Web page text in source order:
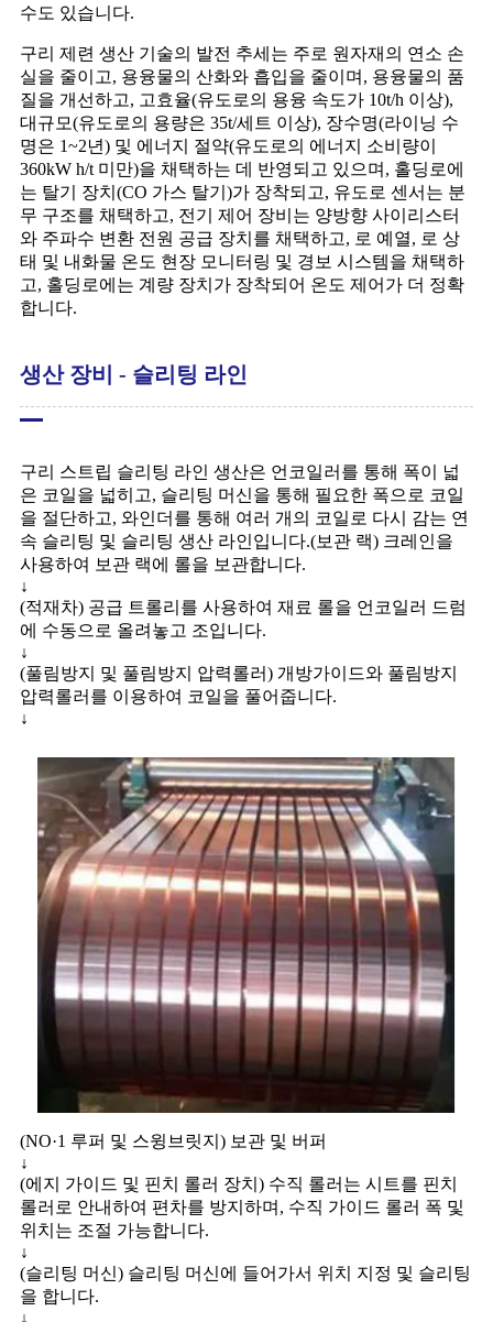
수도 있습니다.
구리 제련 생산 기술의 발전 추세는 주로 원자재의 연소 손
실을 줄이고, 용융물의 산화와 흡입을 줄이며, 용융물의 품
질을 개선하고, 고효율(유도로의 용융 속도가 10t/h 이상),
대규모(유도로의 용량은 35t/세트 이상), 장수명(라이닝 수
명은 1~2년) 및 에너지 절약(유도로의 에너지 소비량이
360kW h/t 미만)을 채택하는 데 반영되고 있으며, 홀딩로에
는 탈기 장치(CO 가스 탈기)가 장착되고, 유도로 센서는 분
무 구조를 채택하고, 전기 제어 장비는 양방향 사이리스터
와 주파수 변환 전원 공급 장치를 채택하고, 로 예열, 로 상
태 및 내화물 온도 현장 모니터링 및 경보 시스템을 채택하
고, 홀딩로에는 계량 장치가 장착되어 온도 제어가 더 정확
합니다.
생산 장비 - 슬리팅 라인
구리 스트립 슬리팅 라인 생산은 언코일러를 통해 폭이 넓
은 코일을 넓히고, 슬리팅 머신을 통해 필요한 폭으로 코일
을 절단하고, 와인더를 통해 여러 개의 코일로 다시 감는 연
속 슬리팅 및 슬리팅 생산 라인입니다.(보관 랙) 크레인을
사용하여 보관 랙에 롤을 보관합니다.
↓
(적재차) 공급 트롤리를 사용하여 재료 롤을 언코일러 드럼
에 수동으로 올려놓고 조입니다.
↓
(풀림방지 및 풀림방지 압력롤러) 개방가이드와 풀림방지
압력롤러를 이용하여 코일을 풀어줍니다.
↓
(NO·1 루퍼 및 스윙브릿지) 보관 및 버퍼
↓
(에지 가이드 및 핀치 롤러 장치) 수직 롤러는 시트를 핀치
롤러로 안내하여 편차를 방지하며, 수직 가이드 롤러 폭 및
위치는 조절 가능합니다.
↓
(슬리팅 머신) 슬리팅 머신에 들어가서 위치 지정 및 슬리팅
을 합니다.